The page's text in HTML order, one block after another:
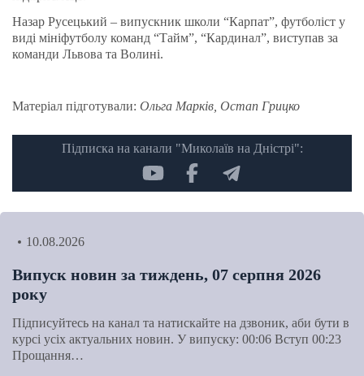
Назар Русецький – випускник школи “Карпат”, футболіст у
виді мініфутболу команд “Тайм”, “Кардинал”, виступав за
команди Львова та Волині.
Матеріал підготували: Ольга Марків, Остап Грицко
Підписка на канали "Миколаїв на Дністрі":
10.08.2026
Випуск новин за тиждень, 07 серпня 2026
року
Підписуйтесь на канал та натискайте на дзвоник, аби бути в
курсі усіх актуальних новин. У випуску: 00:06 Вступ 00:23
Прощання…